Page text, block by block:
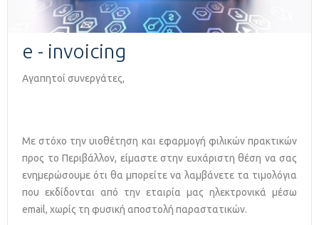
e - invoicing
Αγαπητοί συνεργάτες,
Με στόχο την υιοθέτηση και εφαρμογή φιλικών πρακτικών
προς το Περιβάλλον, είμαστε στην ευχάριστη θέση να σας
ενημερώσουμε ότι θα μπορείτε να λαμβάνετε τα τιμολόγια
που εκδίδονται από την εταιρία μας ηλεκτρονικά μέσω
email, χωρίς τη φυσική αποστολή παραστατικών.